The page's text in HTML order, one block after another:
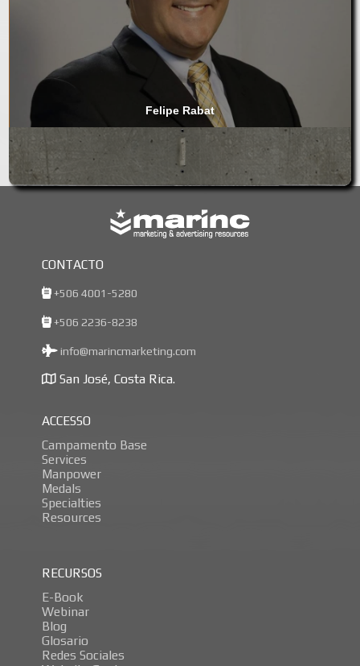
Felipe Rabat
CONTACTO
+506 4001-5280
+506 2236-8238
info@marincmarketing.com
San José, Costa Rica.
ACCESSO
Campamento Base
Services
Manpower
Medals
Specialties
Resources
RECURSOS
E-Book
Webinar
Blog
Glosario
Redes Sociales